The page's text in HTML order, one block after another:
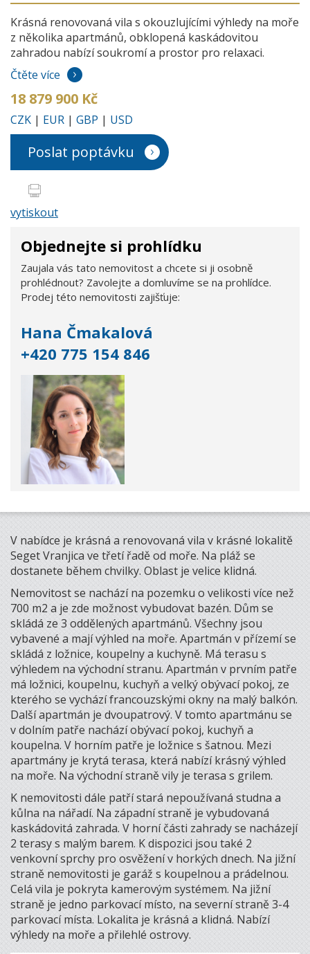
Krásná renovovaná vila s okouzlujícími výhledy na moře
z několika apartmánů, obklopená kaskádovitou
zahradou nabízí soukromí a prostor pro relaxaci.
Čtěte více
18 879 900 Kč
CZK | EUR | GBP | USD
Poslat poptávku
vytiskout
Objednejte si prohlídku
Zaujala vás tato nemovitost a chcete si ji osobně
prohlédnout? Zavolejte a domluvíme se na prohlídce.
Prodej této nemovitosti zajišťuje:
Hana Čmakalová
+420 775 154 846
V nabídce je krásná a renovovaná vila v krásné lokalitě
Seget Vranjica ve třetí řadě od moře. Na pláž se
dostanete během chvilky. Oblast je velice klidná.
Nemovitost se nachází na pozemku o velikosti více než
700 m2 a je zde možnost vybudovat bazén. Dům se
skládá ze 3 oddělených apartmánů. Všechny jsou
vybavené a mají výhled na moře. Apartmán v přízemí se
skládá z ložnice, koupelny a kuchyně. Má terasu s
výhledem na východní stranu. Apartmán v prvním patře
má ložnici, koupelnu, kuchyň a velký obývací pokoj, ze
kterého se vychází francouzskými okny na malý balkón.
Další apartmán je dvoupatrový. V tomto apartmánu se
v dolním patře nachází obývací pokoj, kuchyň a
koupelna. V horním patře je ložnice s šatnou. Mezi
apartmány je krytá terasa, která nabízí krásný výhled
na moře. Na východní straně vily je terasa s grilem.
K nemovitosti dále patří stará nepoužívaná studna a
kůlna na nářadí. Na západní straně je vybudovaná
kaskádovitá zahrada. V horní části zahrady se nacházejí
2 terasy s malým barem. K dispozici jsou také 2
venkovní sprchy pro osvěžení v horkých dnech. Na jižní
straně nemovitosti je garáž s koupelnou a prádelnou.
Celá vila je pokryta kamerovým systémem. Na jižní
straně je jedno parkovací místo, na severní straně 3-4
parkovací místa. Lokalita je krásná a klidná. Nabízí
výhledy na moře a přilehlé ostrovy.